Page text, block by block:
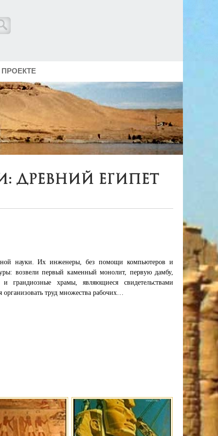
Древний Египет
науки. Их инженеры, без помощи компьютеров и
возвели первый каменный монолит, первую дамбу,
грандиозные храмы, являющиеся свидетельствами
организовать труд множества рабочих…